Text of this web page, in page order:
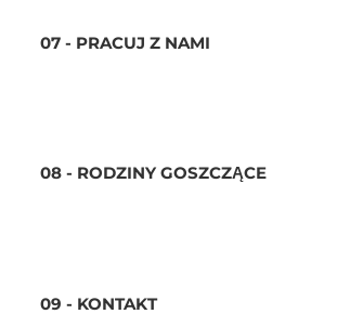
07 - PRACUJ Z NAMI
08 - RODZINY GOSZCZĄCE
09 - KONTAKT